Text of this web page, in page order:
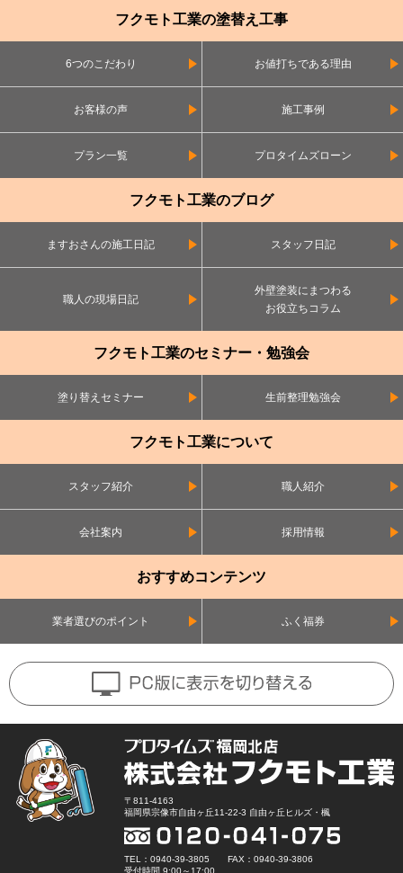
フクモト工業の塗替え工事
6つのこだわり お値打ちである理由
お客様の声 施工事例
プラン一覧 プロタイムズローン
フクモト工業のブログ
ますおさんの施工日記 スタッフ日記
職人の現場日記
外壁塗装にまつわる
お役立ちコラム
フクモト工業のセミナー・勉強会
塗り替えセミナー 生前整理勉強会
フクモト工業について
スタッフ紹介 職人紹介
会社案内 採用情報
おすすめコンテンツ
業者選びのポイント ふく福券
〒811-4163
福岡県宗像市自由ヶ丘11-22-3 自由ヶ丘ヒルズ・楓
TEL：0940-39-3805 FAX：0940-39-3806
受付時間 9:00～17:00